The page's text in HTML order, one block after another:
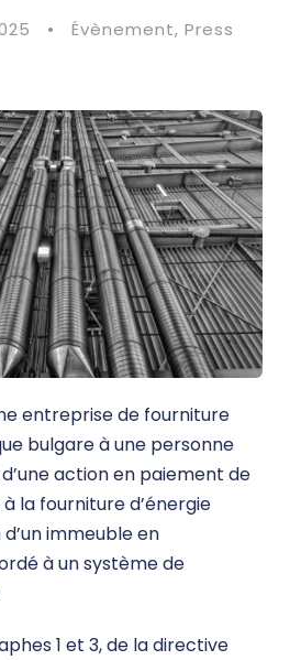
• Évènement, Press
entreprise de fourniture
bulgare à une personne
action en paiement de
la fourniture d’énergie
immeuble en
à un système de
1 et 3, de la directive